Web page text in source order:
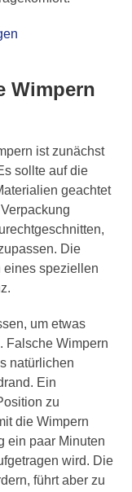
Wimpern
ist zunächst
sollte auf die
geachtet
Die
eines speziellen
um etwas
Falsche Wimpern
natürlichen
Ein
zu
die Wimpern
ein paar Minuten
wird. Die
führt aber zu